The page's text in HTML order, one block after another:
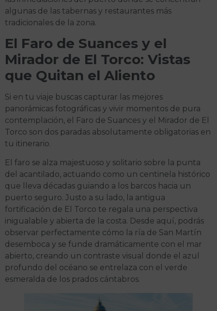
algunas de las tabernas y restaurantes más
tradicionales de la zona.
El Faro de Suances y el
Mirador de El Torco: Vistas
que Quitan el Aliento
Si en tu viaje buscas capturar las mejores
panorámicas fotográficas y vivir momentos de pura
contemplación, el Faro de Suances y el Mirador de El
Torco son dos paradas absolutamente obligatorias en
tu itinerario.
El faro se alza majestuoso y solitario sobre la punta
del acantilado, actuando como un centinela histórico
que lleva décadas guiando a los barcos hacia un
puerto seguro. Justo a su lado, la antigua
fortificación de El Torco te regala una perspectiva
inigualable y abierta de la costa. Desde aquí, podrás
observar perfectamente cómo la ría de San Martín
desemboca y se funde dramáticamente con el mar
abierto, creando un contraste visual donde el azul
profundo del océano se entrelaza con el verde
esmeralda de los prados cántabros.